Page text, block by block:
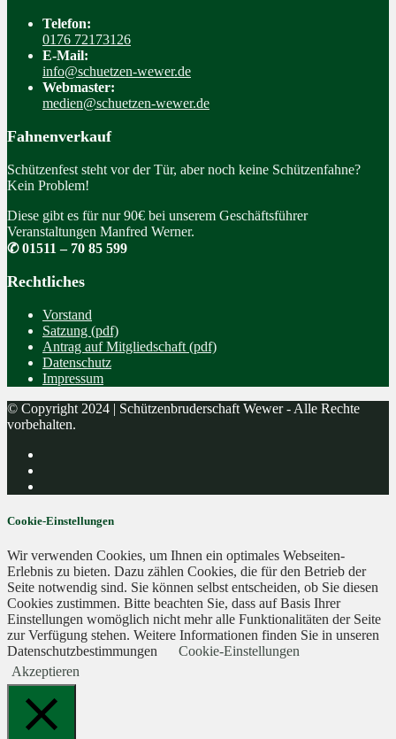
Telefon:
0176 72173126
E-Mail:
info@schuetzen-wewer.de
Webmaster:
medien@schuetzen-wewer.de
Fahnenverkauf
Schützenfest steht vor der Tür, aber noch keine Schützenfahne?
Kein Problem!
Diese gibt es für nur 90€ bei unserem Geschäftsführer
Veranstaltungen Manfred Werner.
✆ 01511 – 70 85 599
Rechtliches
Vorstand
Satzung (pdf)
Antrag auf Mitgliedschaft (pdf)
Datenschutz
Impressum
© Copyright 2024 | Schützenbruderschaft Wewer - Alle Rechte
vorbehalten.
Cookie-Einstellungen
Wir verwenden Cookies, um Ihnen ein optimales Webseiten-
Erlebnis zu bieten. Dazu zählen Cookies, die für den Betrieb der
Seite notwendig sind. Sie können selbst entscheiden, ob Sie diesen
Cookies zustimmen. Bitte beachten Sie, dass auf Basis Ihrer
Einstellungen womöglich nicht mehr alle Funktionalitäten der Seite
zur Verfügung stehen. Weitere Informationen finden Sie in unseren
Datenschutzbestimmungen
Cookie-Einstellungen
Akzeptieren